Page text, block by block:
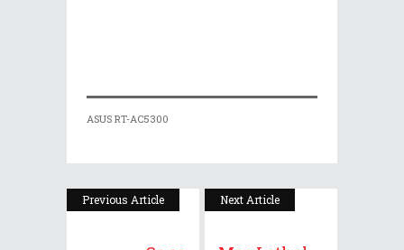
ASUS RT-AC5300
Previous Article Next Article